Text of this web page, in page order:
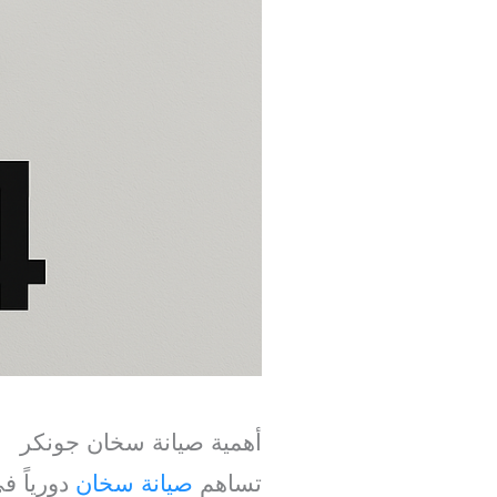
أهمية صيانة سخان جونكر
تساهم صيانة سخان دورياً